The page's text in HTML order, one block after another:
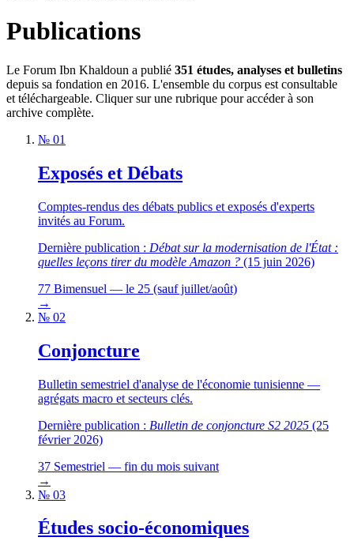
Publications
Le Forum Ibn Khaldoun a publié 351 études, analyses et bulletins
depuis sa fondation en 2016. L'ensemble du corpus est consultable
et téléchargeable. Cliquer sur une rubrique pour accéder à son
archive complète.
№ 01
Exposés et Débats
Comptes-rendus des débats publics et exposés d'experts
invités au Forum.
Dernière publication : Débat sur la modernisation de l'État :
quelles leçons tirer du modèle Amazon ? (15 juin 2026)
77 Bimensuel — le 25 (sauf juillet/août)
→
№ 02
Conjoncture
Bulletin semestriel d'analyse de l'économie tunisienne —
agrégats macro et secteurs clés.
Dernière publication : Bulletin de conjoncture S2 2025 (25
février 2026)
37 Semestriel — fin du mois suivant
→
№ 03
Études socio-économiques